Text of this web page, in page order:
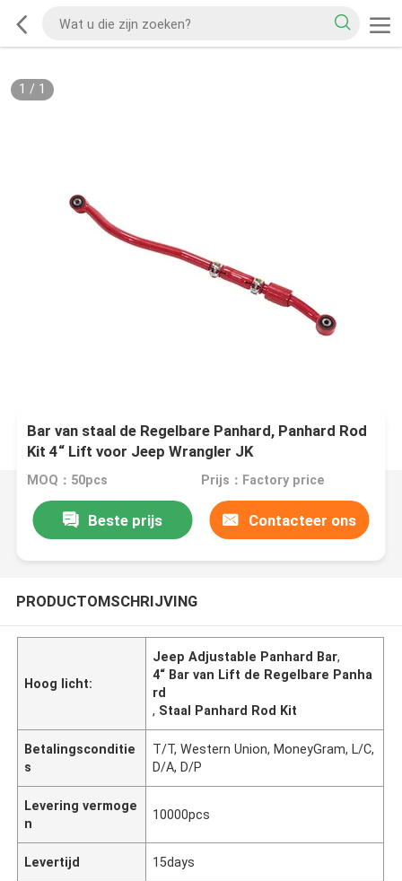
1 / 1
Bar van staal de Regelbare Panhard, Panhard Rod
Kit 4“ Lift voor Jeep Wrangler JK
MOQ：50pcs Prijs：Factory price
Beste prijs Contacteer ons
PRODUCTOMSCHRIJVING
Hoog licht:
Jeep Adjustable Panhard Bar,
4“ Bar van Lift de Regelbare Panha
rd
, Staal Panhard Rod Kit
Betalingsconditie
s
T/T, Western Union, MoneyGram, L/C,
D/A, D/P
Levering vermoge
n
10000pcs
Levertijd 15days